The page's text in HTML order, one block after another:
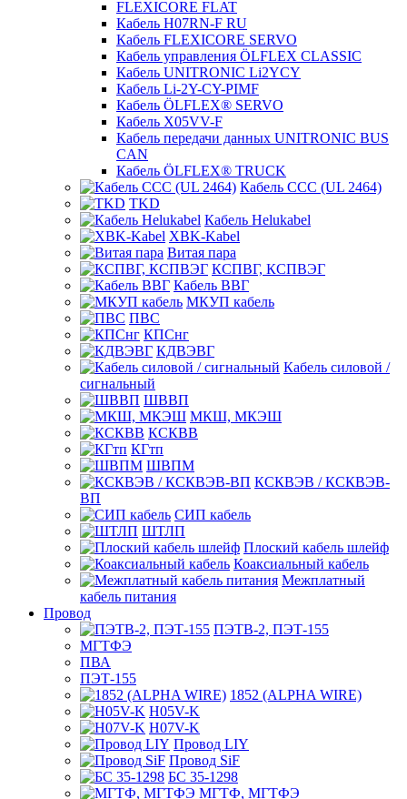
FLEXICORE FLAT
Кабель H07RN-F RU
Кабель FLEXICORE SERVO
Кабель управления ÖLFLEX CLASSIC
Кабель UNITRONIC Li2YCY
Кабель Li-2Y-CY-PIMF
Кабель ÖLFLEX® SERVO
Кабель X05VV-F
Кабель передачи данных UNITRONIC BUS
CAN
Кабель ÖLFLEX® TRUCK
Кабель CCC (UL 2464)
TKD
Кабель Helukabel
XBK-Kabel
Витая пара
КСПВГ, КСПВЭГ
Кабель ВВГ
МКУП кабель
ПВС
КПСнг
КДВЭВГ
Кабель силовой /
сигнальный
ШВВП
МКШ, МКЭШ
КСКВВ
КГтп
ШВПМ
КСКВЭВ / КСКВЭВ-
ВП
СИП кабель
ШТЛП
Плоский кабель шлейф
Коаксиальный кабель
Межплатный
кабель питания
Провод
ПЭТВ-2, ПЭТ-155
МГТФЭ
ПВА
ПЭТ-155
1852 (ALPHA WIRE)
H05V-K
H07V-K
Провод LIY
Провод SiF
БС 35-1298
МГТФ, МГТФЭ